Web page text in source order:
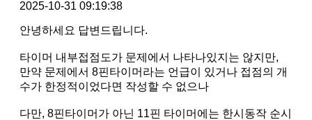
2025-10-31 09:19:38
안녕하세요 답변드립니다.
타이머 내부접점도가 문제에서 나타나있지는 않지만,
만약 문제에서 8핀타이머라는 언급이 있거나 접점의 개
수가 한정적이었다면 작성할 수 없으나
다만, 8핀타이머가 아닌 11핀 타이머에는 한시동작 순시